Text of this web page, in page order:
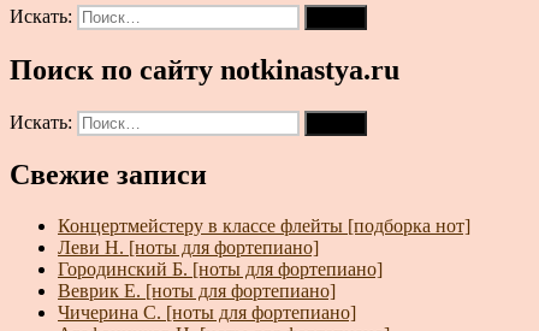
Искать:
Поиск по сайту notkinastya.ru
Искать:
Свежие записи
Концертмейстеру в классе флейты [подборка нот]
Леви Н. [ноты для фортепиано]
Городинский Б. [ноты для фортепиано]
Веврик Е. [ноты для фортепиано]
Чичерина С. [ноты для фортепиано]